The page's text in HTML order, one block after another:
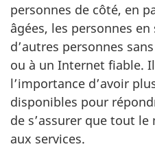
personnes de côté, en
âgées, les personnes
d’autres personnes
ou à un Internet fiable.
l’importance d’avoir
disponibles pour
de s’assurer que tout
aux services.